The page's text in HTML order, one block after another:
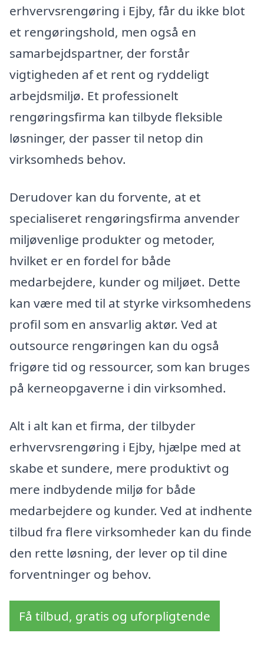
erhvervsrengøring i Ejby, får du ikke blot
et rengøringshold, men også en
samarbejdspartner, der forstår
vigtigheden af et rent og ryddeligt
arbejdsmiljø. Et professionelt
rengøringsfirma kan tilbyde fleksible
løsninger, der passer til netop din
virksomheds behov.
Derudover kan du forvente, at et
specialiseret rengøringsfirma anvender
miljøvenlige produkter og metoder,
hvilket er en fordel for både
medarbejdere, kunder og miljøet. Dette
kan være med til at styrke virksomhedens
profil som en ansvarlig aktør. Ved at
outsource rengøringen kan du også
frigøre tid og ressourcer, som kan bruges
på kerneopgaverne i din virksomhed.
Alt i alt kan et firma, der tilbyder
erhvervsrengøring i Ejby, hjælpe med at
skabe et sundere, mere produktivt og
mere indbydende miljø for både
medarbejdere og kunder. Ved at indhente
tilbud fra flere virksomheder kan du finde
den rette løsning, der lever op til dine
forventninger og behov.
Få tilbud, gratis og uforpligtende